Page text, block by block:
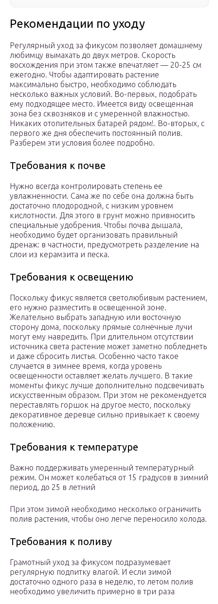
Рекомендации по уходу
Регулярный уход за фикусом позволяет домашнему
любимцу вымахать до двух метров. Скорость
восхождения при этом также впечатляет — 20-25 см
ежегодно. Чтобы адаптировать растение
максимально быстро, необходимо соблюдать
несколько важных условий. Во-первых, подобрать
ему подходящее место. Имеется виду освещенная
зона без сквозняков и с умеренной влажностью.
Никаких отопительных батарей рядом!. Во-вторых, с
первого же дня обеспечить постоянный полив.
Разберем эти условия более подробно.
Требования к почве
Нужно всегда контролировать степень ее
увлажненности. Сама же по себе она должна быть
достаточно плодородной, с низким уровнем
кислотности. Для этого в грунт можно привносить
специальные удобрения. Чтобы почва дышала,
необходимо будет организовать правильный
дренаж: в частности, предусмотреть разделение на
слои из керамзита и песка.
Требования к освещению
Поскольку фикус является светолюбивым растением,
его нужно разместить в освещенной зоне.
Желательно выбрать западную или восточную
сторону дома, поскольку прямые солнечные лучи
могут ему навредить. При длительном отсутствии
источника света растение может заметно побледнеть
и даже сбросить листья. Особенно часто такое
случается в зимнее время, когда уровень
освещенности оставляет желать лучшего. В такие
моменты фикус лучше дополнительно подсвечивать
искусственным образом. При этом не рекомендуется
переставлять горшок на другое место, поскольку
декоративное деревце сильно привыкает к своему
положению.
Требования к температуре
Важно поддерживать умеренный температурный
режим. Он может колебаться от 15 градусов в зимний
период, до 25 в летний
При этом зимой необходимо несколько ограничить
полив растения, чтобы оно легче переносило холода.
Требования к поливу
Грамотный уход за фикусом подразумевает
регулярную подпитку влагой. И если зимой
достаточно одного раза в неделю, то летом полив
необходимо увеличить примерно в три раза